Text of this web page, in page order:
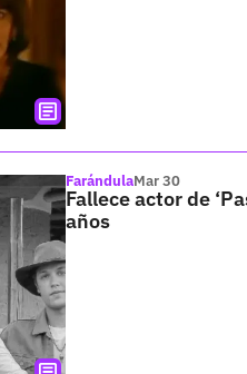
FarándulaMar 30
Fallece actor de
años